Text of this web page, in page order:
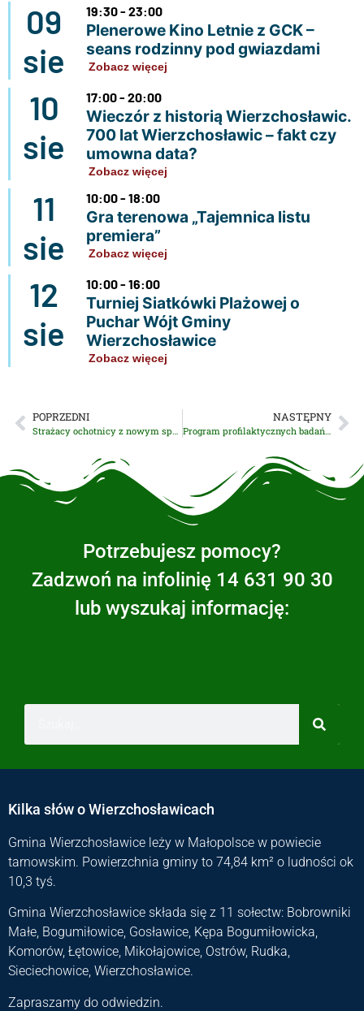
09
sie
19:30 - 23:00
Plenerowe Kino Letnie z GCK –
seans rodzinny pod gwiazdami
Zobacz więcej
10
sie
17:00 - 20:00
Wieczór z historią Wierzchosławic.
700 lat Wierzchosławic – fakt czy
umowna data?
Zobacz więcej
11
sie
10:00 - 18:00
Gra terenowa „Tajemnica listu
premiera”
Zobacz więcej
12
sie
10:00 - 16:00
Turniej Siatkówki Plażowej o
Puchar Wójt Gminy
Wierzchosławice
Zobacz więcej
POPRZEDNI NASTĘPNY
Potrzebujesz pomocy?
Zadzwoń na infolinię 14 631 90 30
lub wyszukaj informację:
Kilka słów o Wierzchosławicach
Gmina Wierzchosławice leży w Małopolsce w powiecie
tarnowskim. Powierzchnia gminy to 74,84 km² o ludności ok
10,3 tyś.
Gmina Wierzchosławice składa się z 11 sołectw: Bobrowniki
Małe, Bogumiłowice, Gosławice, Kępa Bogumiłowicka,
Komorów, Łętowice, Mikołajowice, Ostrów, Rudka,
Sieciechowice, Wierzchosławice.
Zapraszamy do odwiedzin.